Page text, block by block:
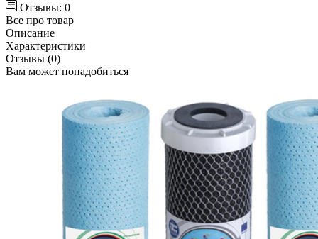
Отзывы: 0
Все про товар
Описание
Характеристики
Отзывы (0)
Вам может понадобиться